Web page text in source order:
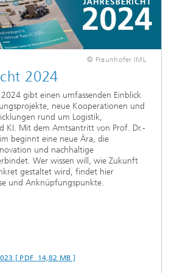
© Fraunhofer IML
2024
gibt einen umfassenden Einblick
neue Kooperationen und
rund um Logistik,
KI. Mit dem Amtsantritt von Prof. Dr.-
beginnt eine neue Ära, die
und nachhaltige
Wer wissen will, wie Zukunft
gestaltet wird, findet hier
und Anknüpfungspunkte.
[ PDF 14,82 MB ]